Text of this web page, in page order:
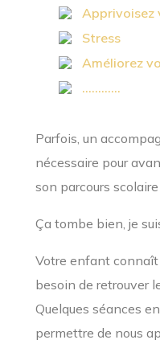
Apprivoisez
Stress
Améliorez
............
Parfois, un
nécessaire pour
son parcours
Ça tombe bien, je
Votre enfant connaît
besoin de retrouver
Quelques séances en
permettre de nous